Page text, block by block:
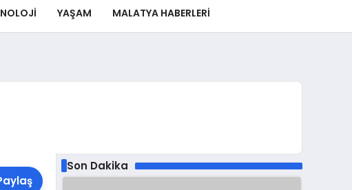
YAŞAM MALATYA HABERLERI
Son Dakika